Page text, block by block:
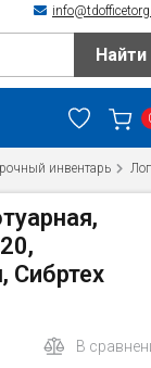
Найти
инвентарь
Сибртех
В